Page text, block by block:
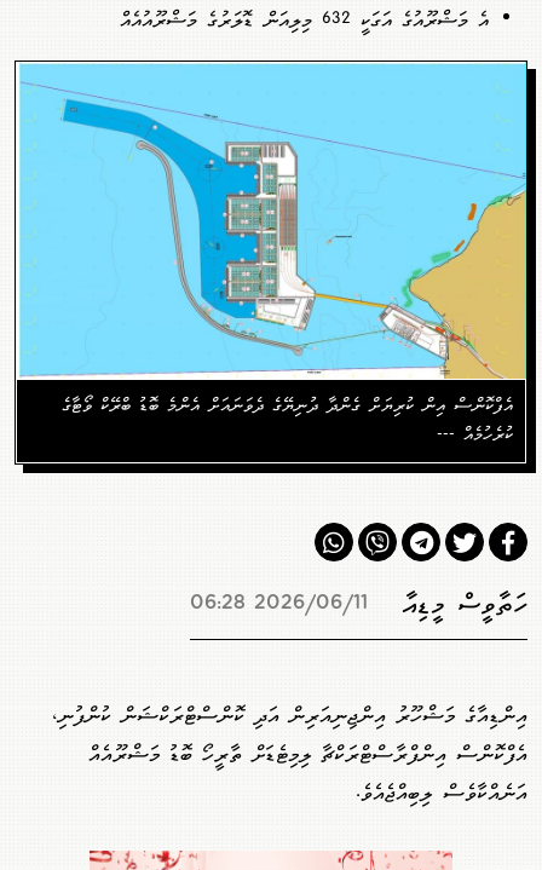
އެ މަޝްރޫއުގެ އަގަކީ 632 މިލިއަން ޑޮލަރުގެ މަޝްރޫއުއެއް
އެފްކޮންސް އިން ކުރިޔަށް ގެންދާ ދުނިޔޭގެ ދެވަނައަށް އެންމެ ބޮޑު ބްރޭކް ވޯޓާގެ
ކުރެހުމެއް ---
ހަތާވީސް މީޑިއާ 2026/06/11 06:28
އިންޑިއާގެ މަޝްހޫރު އިންޖިނިއަރިން އަދި ކޮންސްޓްރަކްޝަން ކުންފުނި،
އެފްކޮންސް އިންފްރާސްޓްރަކްޗާ ލިމިޓެޑަށް ތާރީހޯ ބޮޑު މަޝްރޫއެއް
އަނެއްކާވެސް ލިބިއްޖެއެވެ.